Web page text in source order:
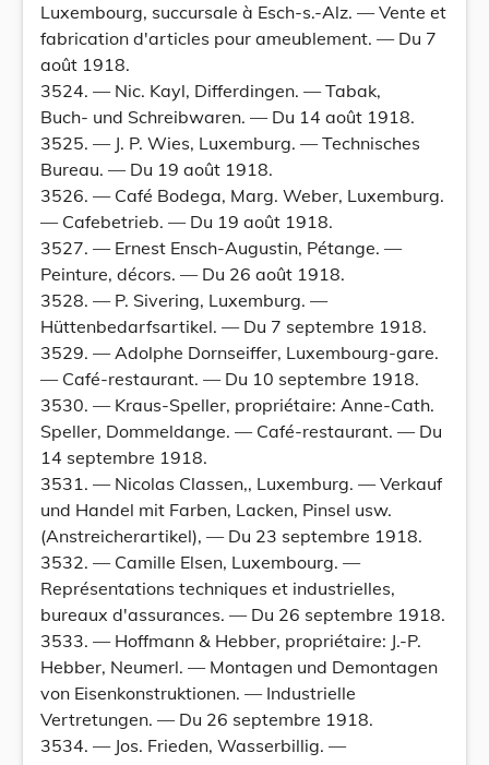
Luxembourg, succursale à Esch-s.-Alz. — Vente et
fabrication d'articles pour ameublement. — Du 7
août 1918.
3524. — Nic. Kayl, Differdingen. — Tabak,
Buch- und Schreibwaren. — Du 14 août 1918.
3525. — J. P. Wies, Luxemburg. — Technisches
Bureau. — Du 19 août 1918.
3526. — Café Bodega, Marg. Weber, Luxemburg.
— Cafebetrieb. — Du 19 août 1918.
3527. — Ernest Ensch-Augustin, Pétange. —
Peinture, décors. — Du 26 août 1918.
3528. — P. Sivering, Luxemburg. —
Hüttenbedarfsartikel. — Du 7 septembre 1918.
3529. — Adolphe Dornseiffer, Luxembourg-gare.
— Café-restaurant. — Du 10 septembre 1918.
3530. — Kraus-Speller, propriétaire: Anne-Cath.
Speller, Dommeldange. — Café-restaurant. — Du
14 septembre 1918.
3531. — Nicolas Classen,, Luxemburg. — Verkauf
und Handel mit Farben, Lacken, Pinsel usw.
(Anstreicherartikel), — Du 23 septembre 1918.
3532. — Camille Elsen, Luxembourg. —
Représentations techniques et industrielles,
bureaux d'assurances. — Du 26 septembre 1918.
3533. — Hoffmann & Hebber, propriétaire: J.-P.
Hebber, Neumerl. — Montagen und Demontagen
von Eisenkonstruktionen. — Industrielle
Vertretungen. — Du 26 septembre 1918.
3534. — Jos. Frieden, Wasserbillig. —